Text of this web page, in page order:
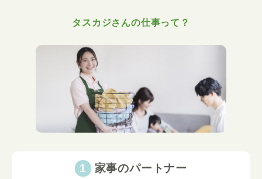
タスカジさんの仕事って？
家事のパートナー